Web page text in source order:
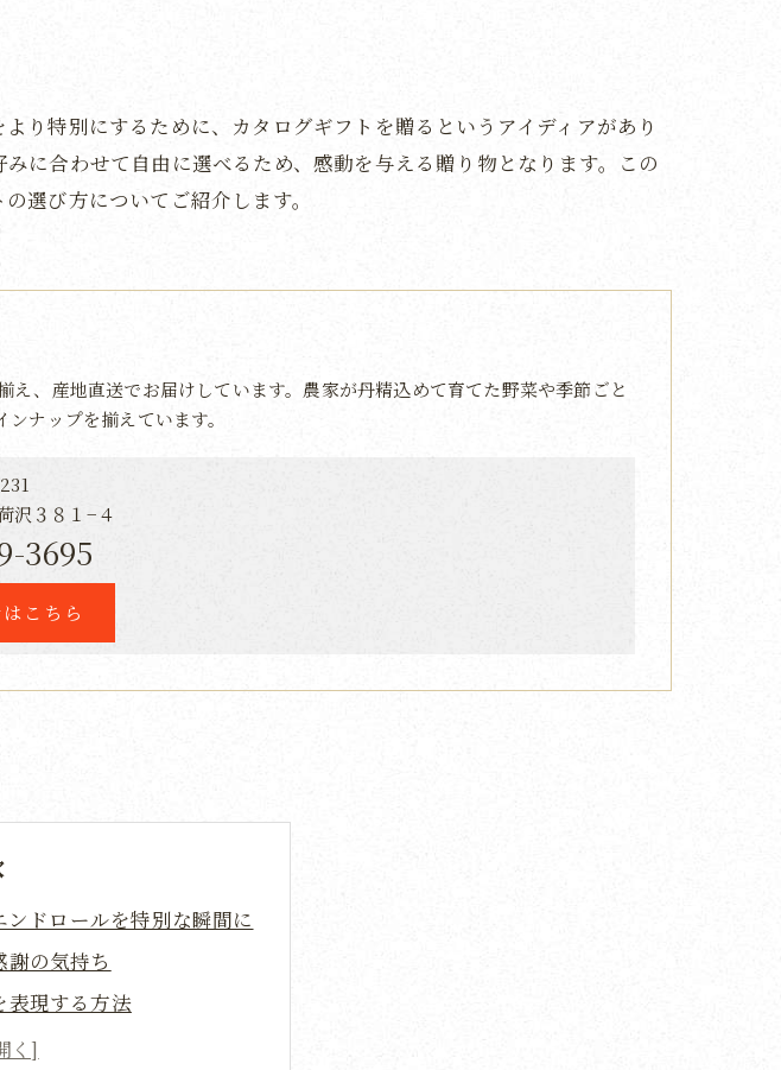
り特別にするために、カタログギフトを贈るというアイディアがあり
に合わせて自由に選べるため、感動を与える贈り物となります。この
選び方についてご紹介します。
、産地直送でお届けしています。農家が丹精込めて育てた野菜や季節ごと
ナップを揃えています。
沢３８１−４
3695
こちら
ドロールを特別な瞬間に
の気持ち
表現する方法
ント